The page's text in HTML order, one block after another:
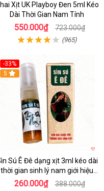
Xịt UK Playboy Đen 5ml Kéo
Dài Thời Gian Nam Tính
550.000₫ 723.000₫
(965)
-33%
5
Sú Ê Đê dạng xịt 3ml kéo dài
thời gian sinh lý nam giới hiệu
quả
260.000₫ 388.000₫